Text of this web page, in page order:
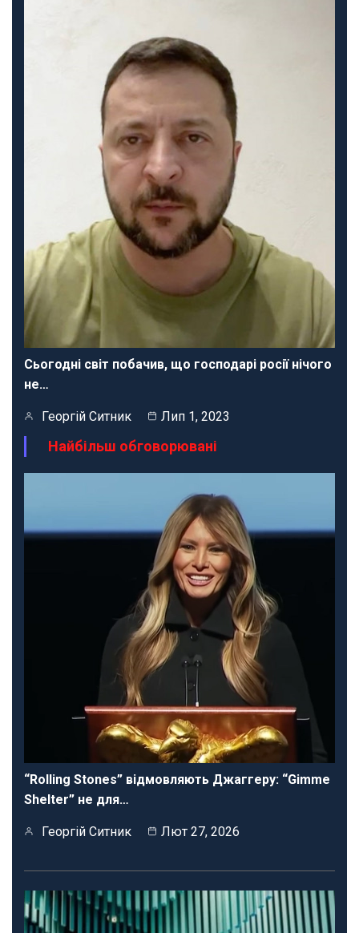
Сьогодні світ побачив, що господарі росії нічого
не…
Георгій Ситник Лип 1, 2023
Найбільш обговорювані
“Rolling Stones” відмовляють Джаггеру: “Gimme
Shelter” не для…
Георгій Ситник Лют 27, 2026